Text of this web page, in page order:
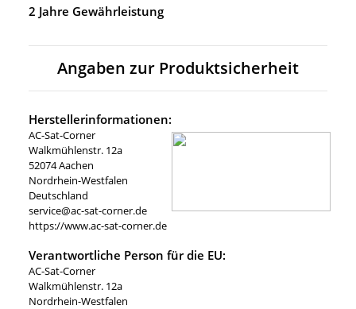
2 Jahre Gewährleistung
Angaben zur Produktsicherheit
Herstellerinformationen:
AC-Sat-Corner
Walkmühlenstr. 12a
52074 Aachen
Nordrhein-Westfalen
Deutschland
service@ac-sat-corner.de
https://www.ac-sat-corner.de
Verantwortliche Person für die EU:
AC-Sat-Corner
Walkmühlenstr. 12a
Nordrhein-Westfalen